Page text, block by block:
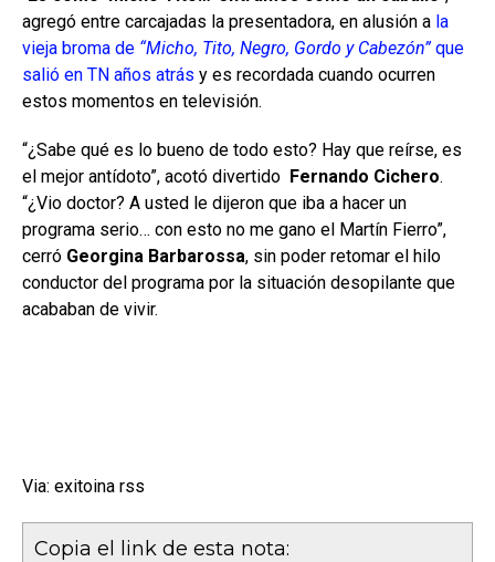
agregó entre carcajadas la presentadora, en alusión a la
vieja broma de “Micho, Tito, Negro, Gordo y Cabezón”que
salió en TN años atrás y es recordada cuando ocurren
estos momentos en televisión.
“¿Sabe qué es lo bueno de todo esto? Hay que reírse, es
el mejor antídoto”, acotó divertido Fernando Cichero.
“¿Vio doctor? A usted le dijeron que iba a hacer un
programa serio… con esto no me gano el Martín Fierro”,
cerró Georgina Barbarossa, sin poder retomar el hilo
conductor del programa por la situación desopilante que
acababan de vivir.
Via: exitoina rss
Copia el link de esta nota: